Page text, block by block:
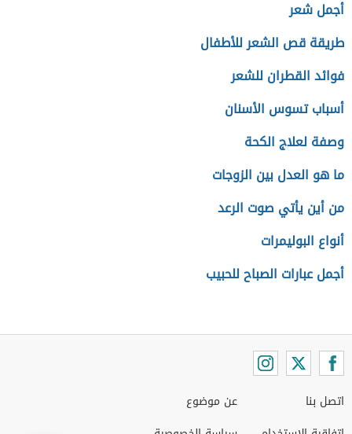
أجمل شعر
طريقة قص الشعر للأطفال
فوائد القطران للشعر
أسباب تسوس الأسنان
وصفة لعلاج الكحة
ما هو العدل بين الزوجات
من أين يأتي صوت الرعد
أنواع البوليمرات
أجمل عبارات الصباح للحبيب
اتصل بنا
عن موضوع